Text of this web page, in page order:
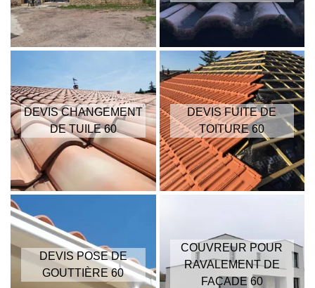
DEVIS CHANGEMENT
DE TUILE 60
DEVIS FUITE DE
TOITURE 60
DEVIS POSE DE
GOUTTIÈRE 60
COUVREUR POUR
RAVALEMENT DE
FAÇADE 60